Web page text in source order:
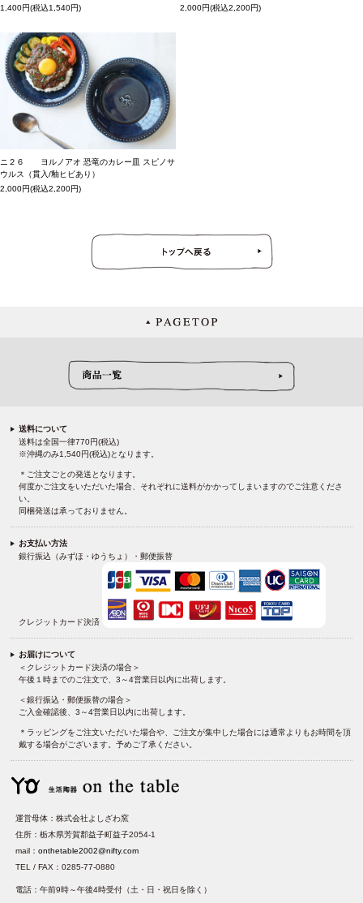
1,400円(税込1,540円)
2,000円(税込2,200円)
ニ２６ ヨルノアオ 恐竜のカレー皿 スピノサ
ウルス（貫入/釉ヒビあり）
2,000円(税込2,200円)
送料について
送料は全国一律770円(税込)
※沖縄のみ1,540円(税込)となります。
＊ご注文ごとの発送となります。
何度かご注文をいただいた場合、それぞれに送料がかかってしまいますのでご注意くださ
い。
同梱発送は承っておりません。
お支払い方法
銀行振込（みずほ・ゆうちょ）・郵便振替
クレジットカード決済
お届けについて
＜クレジットカード決済の場合＞
午後１時までのご注文で、3～4営業日以内に出荷します。
＜銀行振込・郵便振替の場合＞
ご入金確認後、3～4営業日以内に出荷します。
＊ラッピングをご注文いただいた場合や、ご注文が集中した場合には通常よりもお時間を頂
戴する場合がございます。予めご了承ください。
運営母体：株式会社よしざわ窯
住所：栃木県芳賀郡益子町益子2054-1
mail：onthetable2002@nifty.com
TEL / FAX：0285-77-0880
電話：午前9時～午後4時受付（土・日・祝日を除く）